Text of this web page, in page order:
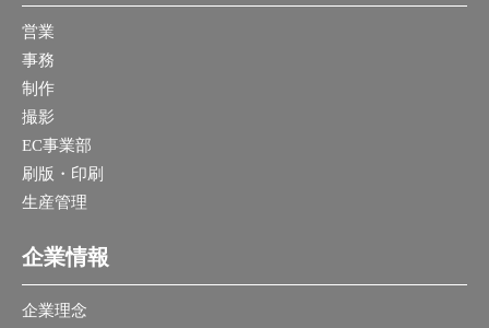
営業
事務
制作
撮影
EC事業部
刷版・印刷
生産管理
企業情報
企業理念